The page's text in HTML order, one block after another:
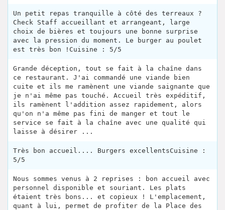
Un petit repas tranquille à côté des terreaux ?
Check Staff accueillant et arrangeant, large
choix de bières et toujours une bonne surprise
avec la pression du moment. Le burger au poulet
est très bon !Cuisine : 5/5
Grande déception, tout se fait à la chaîne dans
ce restaurant. J'ai commandé une viande bien
cuite et ils me ramènent une viande saignante que
je n'ai même pas touché. Accueil très expéditif,
ils ramènent l'addition assez rapidement, alors
qu'on n'a même pas fini de manger et tout le
service se fait à la chaîne avec une qualité qui
laisse à désirer ...
Très bon accueil.... Burgers excellentsCuisine :
5/5
Nous sommes venus à 2 reprises : bon accueil avec
personnel disponible et souriant. Les plats
étaient très bons... et copieux ! L'emplacement,
quant à lui, permet de profiter de la Place des